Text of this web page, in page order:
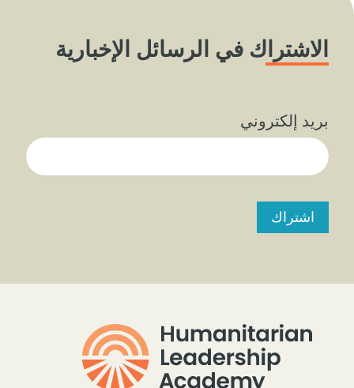
الاشتراك في الرسائل الإخبارية
بريد إلكتروني
اشتراك